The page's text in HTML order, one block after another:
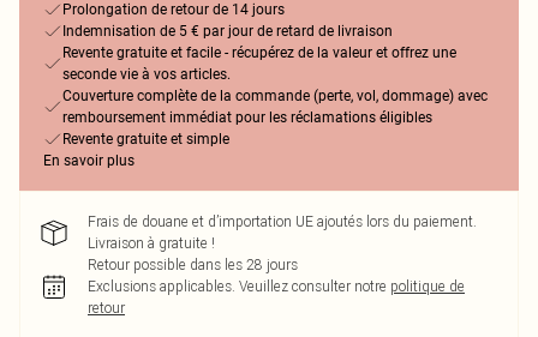
Prolongation de retour de 14 jours
Indemnisation de 5 € par jour de retard de livraison
Revente gratuite et facile - récupérez de la valeur et offrez une
seconde vie à vos articles.
Couverture complète de la commande (perte, vol, dommage) avec
remboursement immédiat pour les réclamations éligibles
Revente gratuite et simple
En savoir plus
Frais de douane et d’importation UE ajoutés lors du paiement.
Livraison à gratuite !
Retour possible dans les 28 jours
Exclusions applicables. Veuillez consulter notre politique de
retour